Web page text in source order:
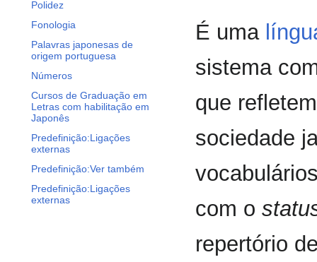
Polidez
Fonologia
Palavras japonesas de
origem portuguesa
Números
Cursos de Graduação em
Letras com habilitação em
Japonês
Predefinição:Ligações
externas
Predefinição:Ver também
Predefinição:Ligações
externas
É uma
sistema
que
sociedade
com o
repertório